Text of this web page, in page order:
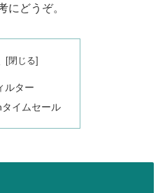
にどうぞ。
ルター
イムセール